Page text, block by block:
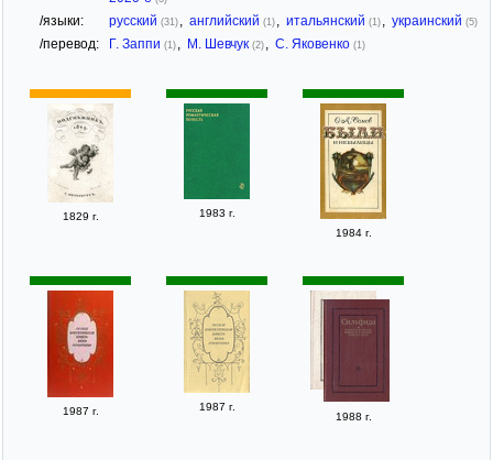
/языки: русский (31) английский (1) итальянский (1) украинский (5)
/перевод: Г. Заппи (1) М. Шевчук (2) С. Яковенко (1)
1829 г.
1983 г.
1984 г.
1987 г.
1987 г.
1988 г.